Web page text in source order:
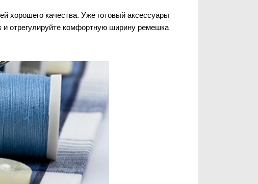
хорошего качества. Уже готовый аксессуары
и отрегулируйте комфортную ширину ремешка